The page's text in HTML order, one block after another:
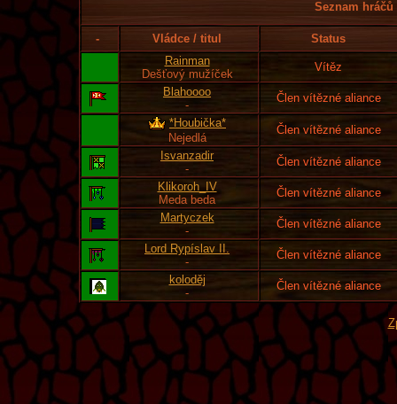
Seznam
- Vládce / titul
Status
Rainman
Dešťový mužíček
Vítěz
Blahoooo
-
Člen vítězné aliance
*Houbička*
Nejedlá
Člen vítězné aliance
Isvanzadir
-
Člen vítězné aliance
Klikoroh_IV
Meda beda
Člen vítězné aliance
Martyczek
-
Člen vítězné aliance
Lord Rypíslav II.
-
Člen vítězné aliance
koloděj
-
Člen vítězné aliance